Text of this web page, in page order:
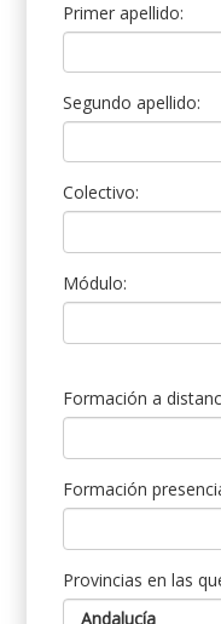
Primer apellido:
Segundo apellido:
Colectivo:
Módulo:
Formación a
Formación
Provincias en las